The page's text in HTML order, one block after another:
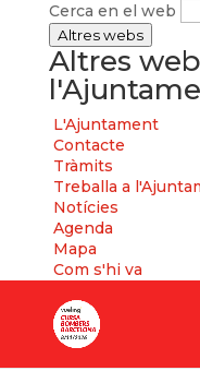
Cerca en el web
Altres webs
Altres
L'Ajuntament
Contacte
Tràmits
Treballa a
Notícies
Agenda
Mapa
Com s'hi va